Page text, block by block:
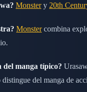
Monstery 20th
Monstercombina
del manga típico?
del manga de